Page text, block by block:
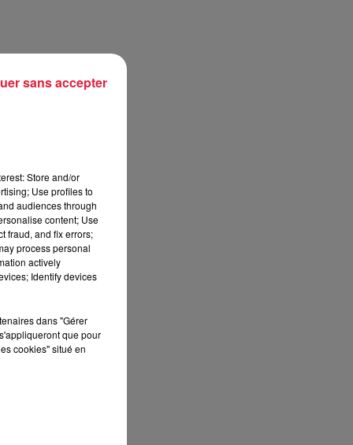
Store and/or
Use profiles to
audiences through
content; Use
fraud, and fix errors;
process personal
actively
Identify devices
dans "Gérer
que pour
cookies" situé en
sans accepter